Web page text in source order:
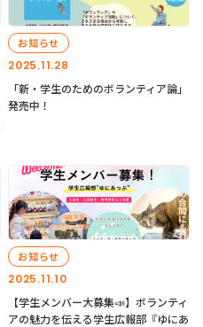
2025.11.28
お知らせ
「新・学生のためのボランティア論」
発売中！
2025.11.10
お知らせ
【学生メンバー大募集📣】ボランティ
アの魅力を伝える学生広報部『ゆにあ